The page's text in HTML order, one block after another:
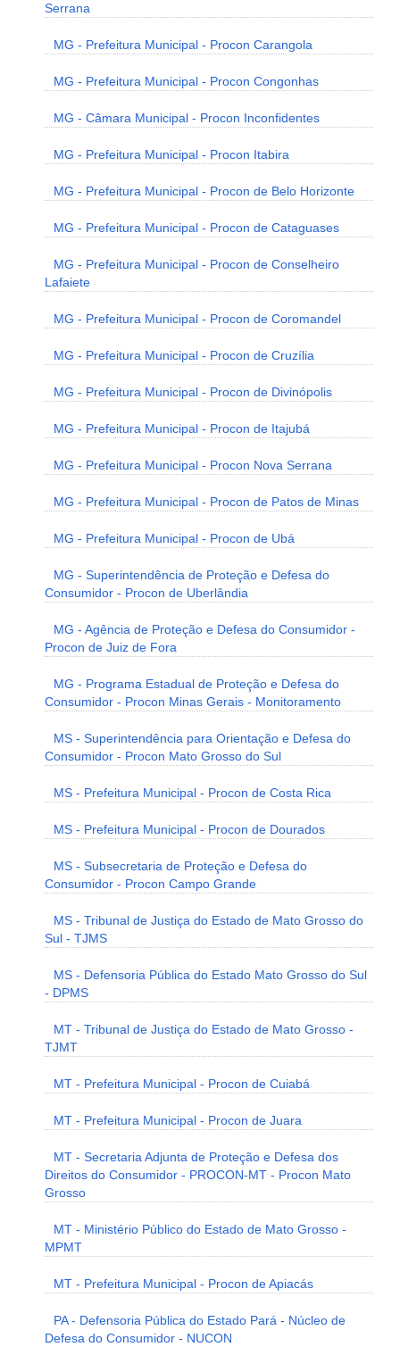
Serrana
MG - Prefeitura Municipal - Procon Carangola
MG - Prefeitura Municipal - Procon Congonhas
MG - Câmara Municipal - Procon Inconfidentes
MG - Prefeitura Municipal - Procon Itabira
MG - Prefeitura Municipal - Procon de Belo Horizonte
MG - Prefeitura Municipal - Procon de Cataguases
MG - Prefeitura Municipal - Procon de Conselheiro
Lafaiete
MG - Prefeitura Municipal - Procon de Coromandel
MG - Prefeitura Municipal - Procon de Cruzília
MG - Prefeitura Municipal - Procon de Divinópolis
MG - Prefeitura Municipal - Procon de Itajubá
MG - Prefeitura Municipal - Procon Nova Serrana
MG - Prefeitura Municipal - Procon de Patos de Minas
MG - Prefeitura Municipal - Procon de Ubá
MG - Superintendência de Proteção e Defesa do
Consumidor - Procon de Uberlândia
MG - Agência de Proteção e Defesa do Consumidor -
Procon de Juiz de Fora
MG - Programa Estadual de Proteção e Defesa do
Consumidor - Procon Minas Gerais - Monitoramento
MS - Superintendência para Orientação e Defesa do
Consumidor - Procon Mato Grosso do Sul
MS - Prefeitura Municipal - Procon de Costa Rica
MS - Prefeitura Municipal - Procon de Dourados
MS - Subsecretaria de Proteção e Defesa do
Consumidor - Procon Campo Grande
MS - Tribunal de Justiça do Estado de Mato Grosso do
Sul - TJMS
MS - Defensoria Pública do Estado Mato Grosso do Sul
- DPMS
MT - Tribunal de Justiça do Estado de Mato Grosso -
TJMT
MT - Prefeitura Municipal - Procon de Cuiabá
MT - Prefeitura Municipal - Procon de Juara
MT - Secretaria Adjunta de Proteção e Defesa dos
Direitos do Consumidor - PROCON-MT - Procon Mato
Grosso
MT - Ministério Público do Estado de Mato Grosso -
MPMT
MT - Prefeitura Municipal - Procon de Apiacás
PA - Defensoria Pública do Estado Pará - Núcleo de
Defesa do Consumidor - NUCON